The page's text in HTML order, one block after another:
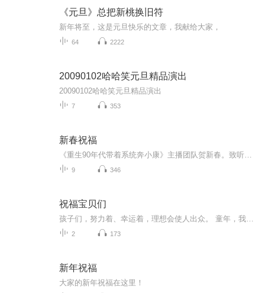
《元旦》总把新桃换旧符
新年将至，这是元旦快乐的文章，我献给大家，
64 2222
20090102哈哈笑元旦精品演出
20090102哈哈笑元旦精品演出
7 353
新春祝福
9 346
祝福宝贝们
2 173
新年祝福
大家的新年祝福在这里！